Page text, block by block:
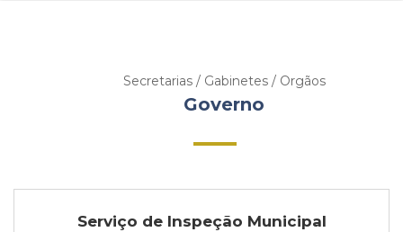
Secretarias / Gabinetes / Orgãos
Governo
Serviço de Inspeção Municipal